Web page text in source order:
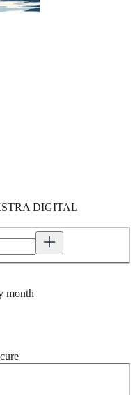
DIGITAL
month